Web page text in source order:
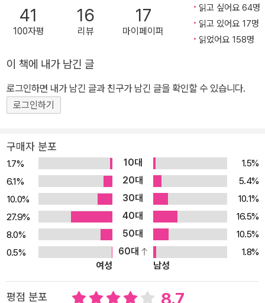
야기를 놓치지 않고 이해할 수 있었고, 그 통찰에 감탄했다. 사회학과
물리학은 ‘세상물정’이라는 질문을 통해 이렇게 만났고, 그 만남은 깊
중심성’을 이용해 파악해 SNS의 전략적인 활용방안을 제안하기도
한다. 개미는 알고 정치인은 모르는 비밀, 집단지성의 가능성이라든
지 학교와 병원, 공공성과 경제효율의 딜레마를 논하는 글을 보면 ‘지
물리학자 김범준의 면모에 반하지 않을 수 없다. 세상을 바라보는 다
른 눈 “사회학적 질문의 대상이 되는 인간과 물리학의 질문의 대상이
되는 인간은 서로 다르지 않다”(노명우)는 사실을 상기해보면, 학문
은 ‘세상물정’의 깊은 속사정을 들여다보고 지혜롭게 이해하는 기회
다. “융합은 방법론의 나열이 아니라, 해결해야 하는 문제가 놓인 테
이블 주변에 전문가들이 모인 형상에 가깝다. ‘세상물정’이 어찌 사회
학자만의 관심분야 이겠는가. ‘세상물정’이라는 질문이 놓여 있는 테
이블엔 물리학자도 앉을 수 있다. ‘세상물정’에 대해 공통적으로 던지
는 질문의 귀중함에 주목한다면, 분과학문 사이의 경계를 따져 묻는
일은 부질없기만 하다.” (노명우 추천사 중) 자연과학과 인문학의 통
섭(consilience 지식의 통합), 융합이라는 유행어가 학계와 사회를
뜨겁게 달군 지 10년지만 우리는 여태껏 그것을 물리학도 알고 사회
학도 알고 철학과 문학까지 한 인물이 다 알아야 한다는 의미로 이해
41
100자평
16
리뷰
17
마이페이퍼
읽고 싶어요 64명
읽고 있어요 17명
읽었어요 158명
이 책에 내가 남긴 글
로그인하면 내가 남긴 글과 친구가 남긴 글을 확인할 수 있습니다.
로그인하기
구매자 분포
1.7% 10대
1.5%
6.1%
20대
5.4%
10.0%
30대
10.1%
27.9%
40대
16.5%
8.0%
50대
10.5%
0.5%
60대
1.8%
여성
남성
평점 분포